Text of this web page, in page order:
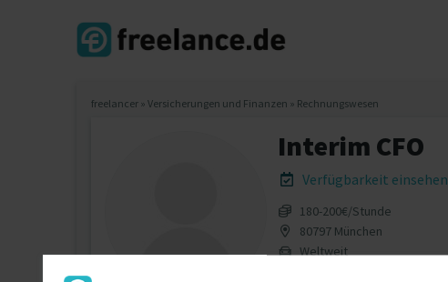
freelancer » Versicherungen und Finanzen » Rechnungswesen
Interim CFO
Verfügbarkeit einsehen
180‐200€/Stunde
80797 München
Weltweit